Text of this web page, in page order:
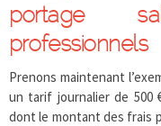
portage
professionnels
Prenons maintenant
un tarif journalier de 500
dont le montant des frais